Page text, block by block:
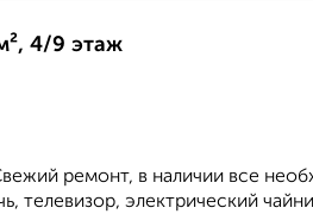
4/9 этаж
ремонт, в наличии все
телевизор, электрический